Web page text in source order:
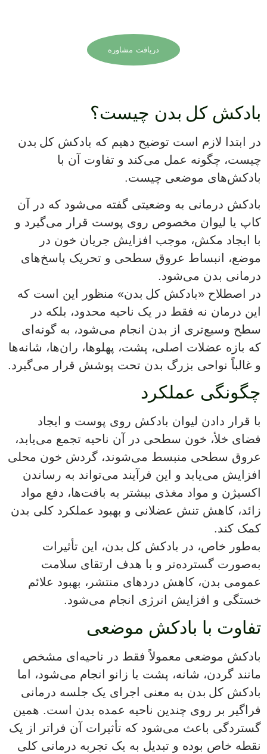
دریافت مشاوره
بادکش کل بدن چیست؟
در ابتدا لازم است توضیح دهیم که بادکش کل بدن
چیست، چگونه عمل می‌کند و تفاوت آن با
بادکش‌های موضعی چیست.
بادکش درمانی به وضعیتی گفته می‌شود که در آن
کاپ یا لیوان مخصوص روی پوست قرار می‌گیرد و
با ایجاد مکش، موجب افزایش جریان خون در
موضع، انبساط عروق سطحی و تحریک پاسخ‌های
درمانی بدن می‌شود.
در اصطلاح «بادکش کل بدن» منظور این است که
این درمان نه فقط در یک ناحیه محدود، بلکه در
سطح وسیع‌تری از بدن انجام می‌شود، به گونه‌ای
که بازه عضلات اصلی، پشت، پهلوها، ران‌ها، شانه‌ها
و غالباً نواحی بزرگ بدن تحت پوشش قرار می‌گیرد.
چگونگی عملکرد
با قرار دادن لیوان بادکش روی پوست و ایجاد
فضای خلأ، خون سطحی در آن ناحیه تجمع می‌یابد،
عروق سطحی منبسط می‌شوند، گردش خون محلی
افزایش می‌یابد و این فرآیند می‌تواند به رساندن
اکسیژن و مواد مغذی بیشتر به بافت‌ها، دفع مواد
زائد، کاهش تنش عضلانی و بهبود عملکرد کلی بدن
کمک کند.
به‌طور خاص، در بادکش کل بدن، این تأثیرات
به‌صورت گسترده‌تر و با هدف ارتقای سلامت
عمومی بدن، کاهش دردهای منتشر، بهبود علائم
خستگی و افزایش انرژی انجام می‌شود.
تفاوت با بادکش موضعی
بادکش موضعی معمولاً فقط در ناحیه‌ای مشخص
مانند گردن، شانه، پشت یا زانو انجام می‌شود، اما
بادکش کل بدن به معنی اجرای یک جلسه درمانی
فراگیر بر روی چندین ناحیه عمده بدن است. همین
گستردگی باعث می‌شود که تأثیرات آن فراتر از یک
نقطه خاص بوده و تبدیل به یک تجربه درمانی کلی